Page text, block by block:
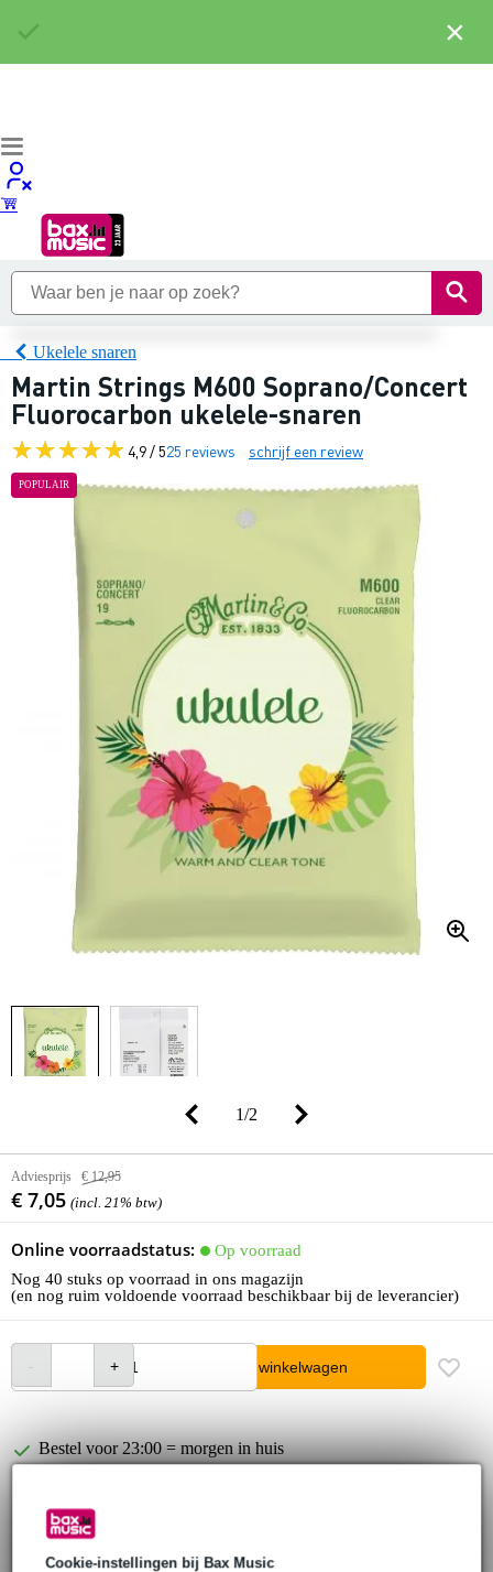
Cookie-instellingen bij Bax Music
Ukelele snaren
Martin Strings M600 Soprano/Concert
Fluorocarbon ukelele-snaren
4,9 / 525 reviews schrijf een review
POPULAIR
1/2
Adviesprijs € 12,95
€ 7,05 (incl. 21% btw)
Online voorraadstatus:
Op voorraad
Nog 40 stuks op voorraad in ons magazijn
(en nog ruim voldoende voorraad beschikbaar bij de leverancier)
In winkelwagen
Bestel voor 23:00 = morgen in huis
3 jaar Bax Music garantie
×